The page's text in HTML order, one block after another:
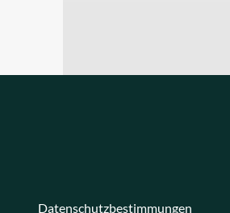
Datenschutzbestimmungen